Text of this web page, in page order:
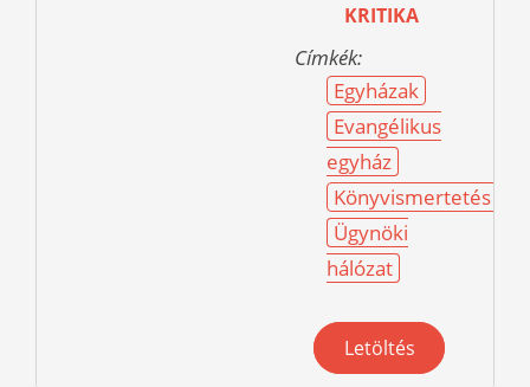
KRITIKA
Címkék:
Egyházak
Evangélikus
egyház
Könyvismertetés
Ügynöki
hálózat
Letöltés